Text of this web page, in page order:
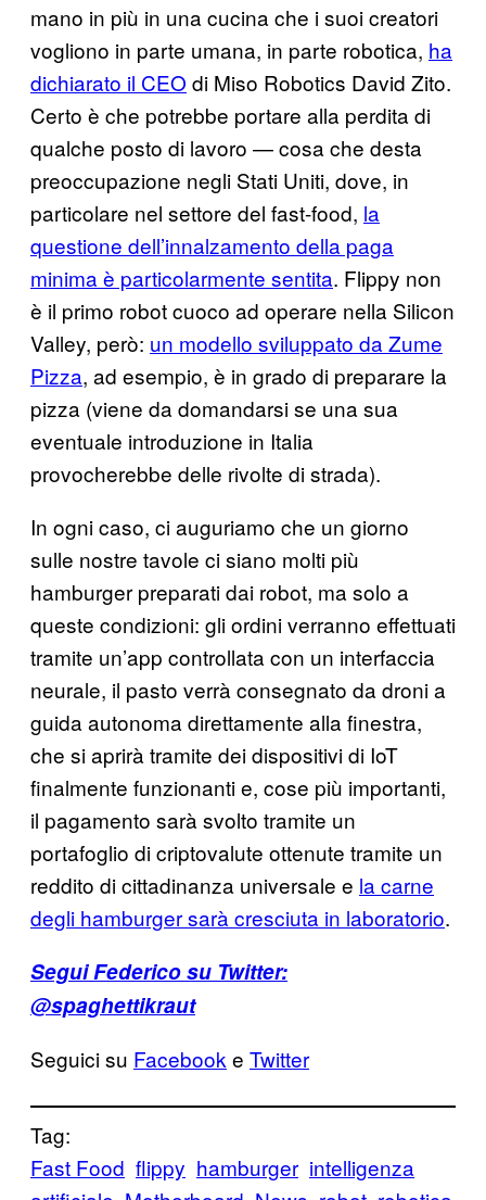
mano in più in una cucina che i suoi creatori
vogliono in parte umana, in parte robotica, ha
dichiarato il CEO di Miso Robotics David Zito.
Certo è che potrebbe portare alla perdita di
qualche posto di lavoro — cosa che desta
preoccupazione negli Stati Uniti, dove, in
particolare nel settore del fast-food, la
questione dell’innalzamento della paga
minima è particolarmente sentita. Flippy non
è il primo robot cuoco ad operare nella Silicon
Valley, però: un modello sviluppato da Zume
Pizza, ad esempio, è in grado di preparare la
pizza (viene da domandarsi se una sua
eventuale introduzione in Italia
provocherebbe delle rivolte di strada).
In ogni caso, ci auguriamo che un giorno
sulle nostre tavole ci siano molti più
hamburger preparati dai robot, ma solo a
queste condizioni: gli ordini verranno effettuati
tramite un’app controllata con un interfaccia
neurale, il pasto verrà consegnato da droni a
guida autonoma direttamente alla finestra,
che si aprirà tramite dei dispositivi di IoT
finalmente funzionanti e, cose più importanti,
il pagamento sarà svolto tramite un
portafoglio di criptovalute ottenute tramite un
reddito di cittadinanza universale e la carne
degli hamburger sarà cresciuta in laboratorio.
Segui Federico su Twitter:
@spaghettikraut
Seguici su Facebook e Twitter
Tag:
Fast Food flippy hamburger intelligenza